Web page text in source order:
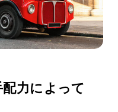
力によって